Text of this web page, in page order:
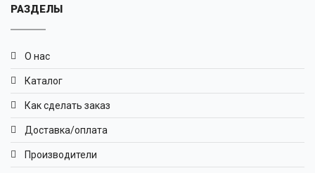
РАЗДЕЛЫ
О нас
Каталог
Как сделать заказ
Доставка/оплата
Производители